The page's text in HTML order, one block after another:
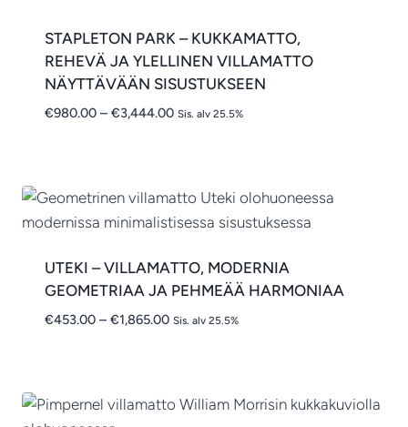
STAPLETON PARK – KUKKAMATTO,
REHEVÄ JA YLELLINEN VILLAMATTO
NÄYTTÄVÄÄN SISUSTUKSEEN
€980.00 – €3,444.00Hintaluokka:
Sis. alv 25.5%
UTEKI – VILLAMATTO, MODERNIA
GEOMETRIAA JA PEHMEÄÄ HARMONIAA
€453.00 – €1,865.00Hintaluokka:
Sis. alv 25.5%